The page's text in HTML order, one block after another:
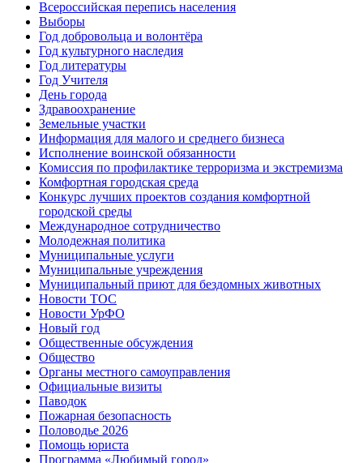
Всероссийская перепись населения
Выборы
Год добровольца и волонтёра
Год культурного наследия
Год литературы
Год Учителя
День города
Здравоохранение
Земельные участки
Информация для малого и среднего бизнеса
Исполнение воинской обязанности
Комиссия по профилактике терроризма и экстремизма
Комфортная городская среда
Конкурс лучших проектов создания комфортной
городской среды
Международное сотрудничество
Молодежная политика
Муниципальные услуги
Муниципальные учреждения
Муниципальный приют для бездомных животных
Новости ТОС
Новости УрФО
Новый год
Общественные обсуждения
Общество
Органы местного самоуправления
Официальные визиты
Паводок
Пожарная безопасность
Половодье 2026
Помощь юриста
Программа «Любимый город»